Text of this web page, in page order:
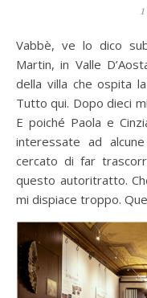
Vabbè, ve lo dico subito. Eravamo andati a Pont Saint
Martin, in Valle
della villa che ospita
Tutto qui. Dopo dieci
E poiché Paola e
interessate ad
cercato di far
questo autoritratto.
mi dispiace troppo.